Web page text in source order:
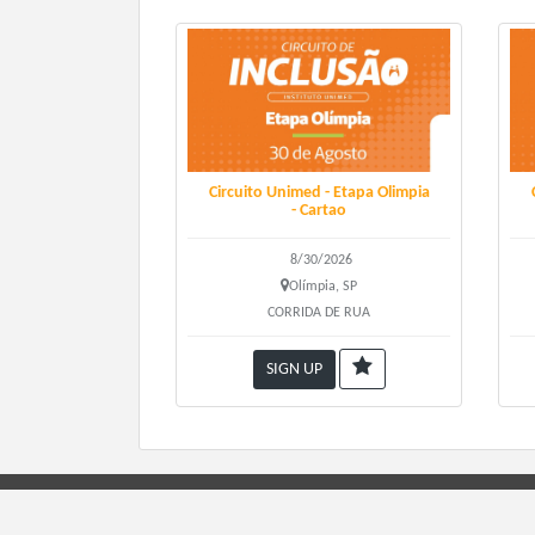
3º
Circuito Unimed - Etapa Olimpia
- Cartao
8/30/2026
Olímpia, SP
CORRIDA DE RUA
SIGN UP